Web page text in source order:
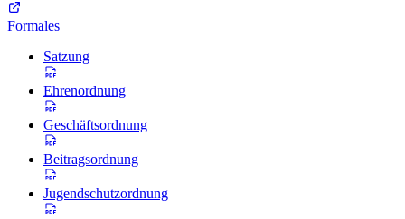
Formales
Satzung
Ehrenordnung
Geschäftsordnung
Beitragsordnung
Jugendschutzordnung